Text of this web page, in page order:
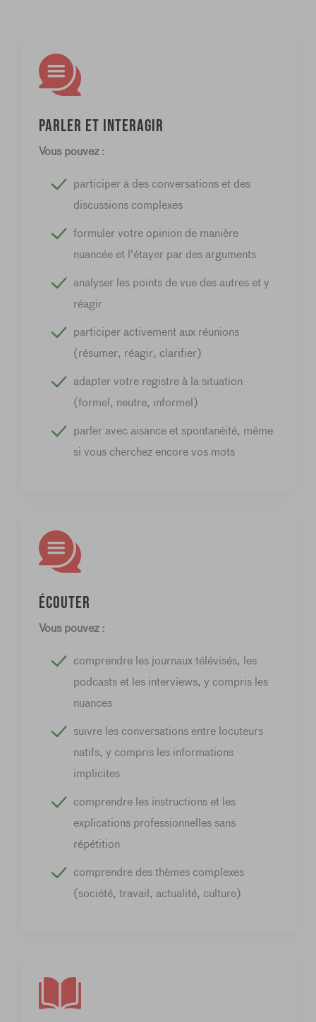
Parler et interagir
Vous pouvez :
participer à des conversations et des
discussions complexes
formuler votre opinion de manière
nuancée et l'étayer par des arguments
analyser les points de vue des autres et y
réagir
participer activement aux réunions
(résumer, réagir, clarifier)
adapter votre registre à la situation
(formel, neutre, informel)
parler avec aisance et spontanéité, même
si vous cherchez encore vos mots
Écouter
Vous pouvez :
comprendre les journaux télévisés, les
podcasts et les interviews, y compris les
nuances
suivre les conversations entre locuteurs
natifs, y compris les informations
implicites
comprendre les instructions et les
explications professionnelles sans
répétition
comprendre des thèmes complexes
(société, travail, actualité, culture)